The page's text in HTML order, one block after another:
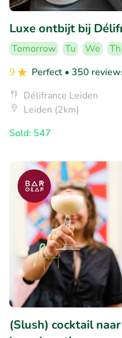
Luxe ontbijt bij
Tomorrow Tu We Th
9
Perfect • 350
Délifrance Leiden
Leiden (2km)
Sold: 547
(Slush) cocktail